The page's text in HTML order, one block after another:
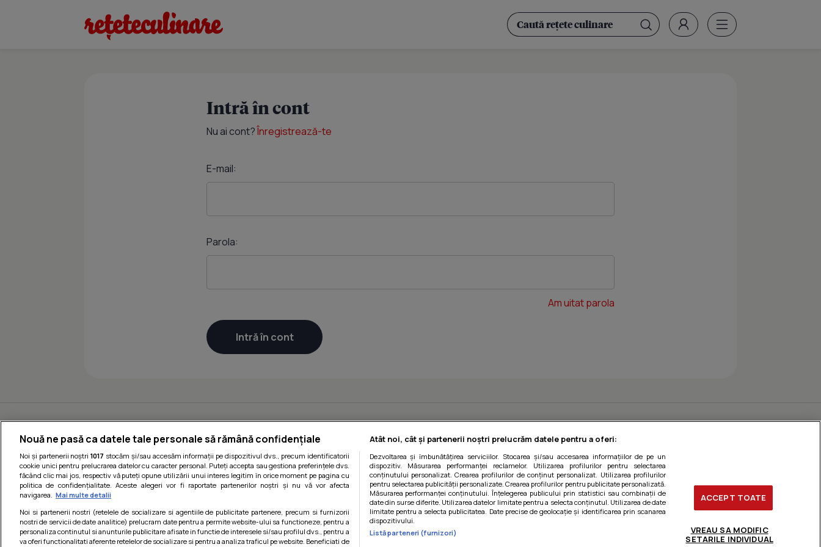
Intră în cont
Nu ai cont?Înregistrează-te
E-mail:
Parola:
Am uitat parola
Nouă ne pasă ca datele tale personale să rămână confidențiale
Noi și partenerii noștri1017 stocăm și/sau accesăm informații pe dispozitivul dvs., precum identificatorii
cookie unici pentru prelucrarea datelor cu caracter personal. Puteți accepta sau gestiona preferințele dvs.
făcând clic mai jos, respectiv vă puteți opune utilizării unui interes legitim în orice moment pe pagina cu
politica de confidențialitate. Aceste alegeri vor fi raportate partenerilor noștri și nu vă vor afecta
navigarea. Mai multe detalii
Noi si partenerii nostri (retelele de socializare si agentiile de publicitate partenere, precum si furnizorii
nostri de servicii de date analitice) prelucram date pentru a permite website-ului sa functioneze, pentru a
personaliza continutul si anunturile publicitare afisate in functie de interesele si/sau profilul dvs., pentru a
va oferi functionalitati aferente retelelor de socializare si pentru a analiza traficul pe website. Beneficiati de
Atât noi, cât și partenerii noștri prelucrăm datele pentru a oferi:
Dezvoltarea și îmbunătățirea serviciilor. Stocarea și/sau accesarea informațiilor de pe un
dispozitiv. Măsurarea performanței reclamelor. Utilizarea profilurilor pentru selectarea
conținutului personalizat. Crearea profilurilor de conținut personalizat. Utilizarea profilurilor
pentru selectarea publicității personalizate. Crearea profilurilor pentru publicitate personalizată.
Măsurarea performanței conținutului. Înțelegerea publicului prin statistici sau combinații de
date din surse diferite. Utilizarea datelor limitate pentru a selecta conținutul. Utilizarea de date
limitate pentru a selecta publicitatea. Date precise de geolocație și identificarea prin scanarea
dispozitivului.
Listă parteneri (furnizori)
ACCEPT TOATE
VREAU SA MODIFIC
SETARILE INDIVIDUAL